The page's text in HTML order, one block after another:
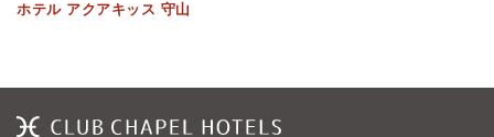
ホテル アクアキッス 守山